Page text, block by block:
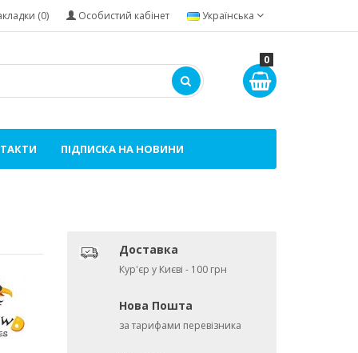
Українська
Особистий кабінет
(0)
0
ПІДПИСКА НА НОВИНИ
Доставка
Кур'єр у Києві - 100 грн
Нова Пошта
за тарифами перевізника